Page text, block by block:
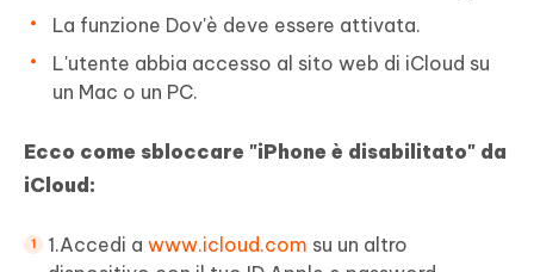
La funzione Dov'è deve essere attivata.
L'utente abbia accesso al sito web di iCloud su
un Mac o un PC.
Ecco come sbloccare "iPhone è disabilitato" da
iCloud:
1.Accedi a www.icloud.com su un altro